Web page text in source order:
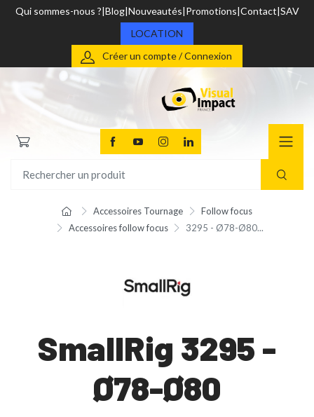
Qui sommes-nous ? Blog Nouveautés Promotions Contact SAV
LOCATION
Créer un compte / Connexion
Accessoires Tournage
Follow focus
Accessoires follow focus
3295 - Ø78-Ø80...
SmallRig 3295 -
Ø78-Ø80